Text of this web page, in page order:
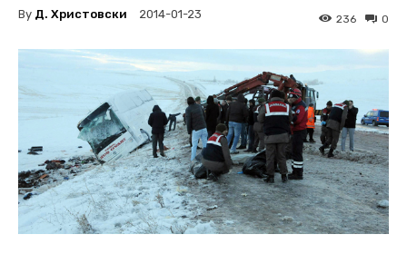
By Д. Христовски 2014-01-23 0
236